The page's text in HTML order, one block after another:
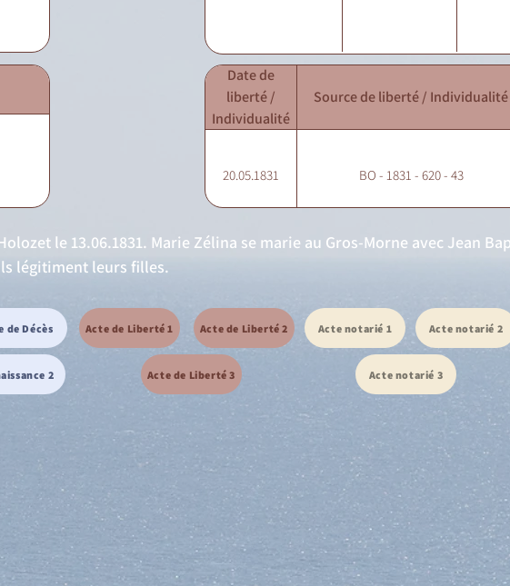
Date de
liberté /
Individualité
Source de liberté / Individualité
20.05.1831 BO - 1831 - 620 - 43
le 13.06.1831. Marie Zélina se marie au Gros-Morne avec Jean
légitiment leurs filles.
de Décès
2
Acte de Liberté 1 Acte de Liberté 2
Acte de Liberté 3
Acte notarié 1 Acte notarié 2
Acte notarié 3